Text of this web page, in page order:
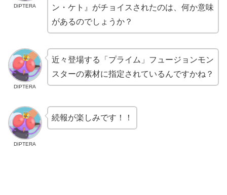
DIPTERA
ン・ケト』がチョイスされたのは、何か意味
があるのでしょうか？
DIPTERA
近々登場する「プライム」フュージョンモン
スターの素材に指定されているんですかね？
DIPTERA
続報が楽しみです！！